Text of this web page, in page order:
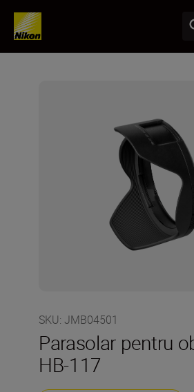
SKU: JMB04501
Parasolar pentru
HB-117